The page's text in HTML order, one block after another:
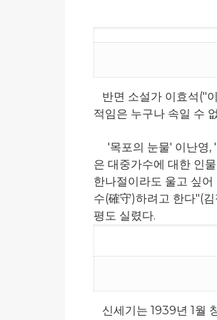
반면 소설가 이효석("
적임은 누구나 속일 수
'목포의 눈물' 이난영,
은 대중가수에 대한 인
한나절이라도 울고 싶
수(確守)하려고 한다"(
평도 실렸다.
신세기는 1939년 1월